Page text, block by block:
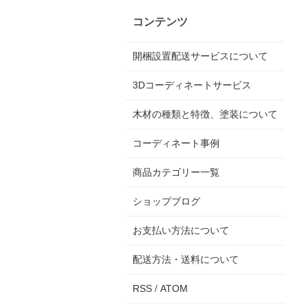
コンテンツ
開梱設置配送サービスについて
3Dコーディネートサービス
木材の種類と特徴、塗装について
コーディネート事例
商品カテゴリー一覧
ショップブログ
お支払い方法について
配送方法・送料について
RSS / ATOM